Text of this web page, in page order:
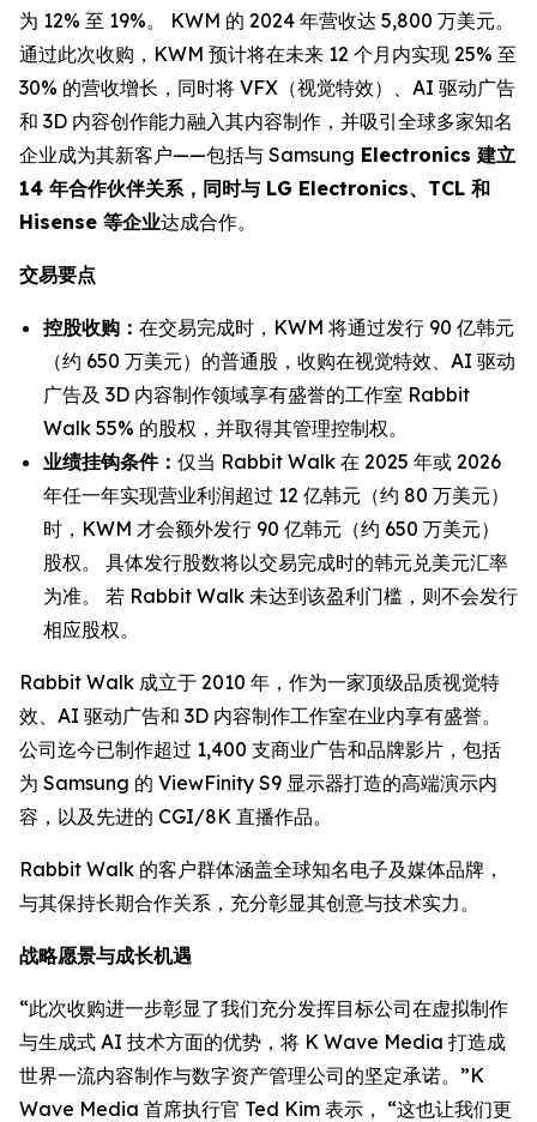
为 12% 至 19%。 KWM 的 2024 年营收达 5,800 万美元。
通过此次收购，KWM 预计将在未来 12 个月内实现 25% 至
30% 的营收增长，同时将 VFX（视觉特效）、AI 驱动广告
和 3D 内容创作能力融入其内容制作，并吸引全球多家知名
企业成为其新客户——包括与 Samsung Electronics 建立
14 年合作伙伴关系，同时与 LG Electronics、TCL 和
Hisense 等企业达成合作。
交易要点
控股收购： 在交易完成时，KWM 将通过发行 90 亿韩元
（约 650 万美元）的普通股，收购在视觉特效、AI 驱动
广告及 3D 内容制作领域享有盛誉的工作室 Rabbit
Walk 55% 的股权，并取得其管理控制权。
业绩挂钩条件： 仅当 Rabbit Walk 在 2025 年或 2026
年任一年实现营业利润超过 12 亿韩元（约 80 万美元）
时，KWM 才会额外发行 90 亿韩元（约 650 万美元）
股权。 具体发行股数将以交易完成时的韩元兑美元汇率
为准。 若 Rabbit Walk 未达到该盈利门槛，则不会发行
相应股权。
Rabbit Walk 成立于 2010 年，作为一家顶级品质视觉特
效、AI 驱动广告和 3D 内容制作工作室在业内享有盛誉。
公司迄今已制作超过 1,400 支商业广告和品牌影片，包括
为 Samsung 的 ViewFinity S9 显示器打造的高端演示内
容，以及先进的 CGI/8K 直播作品。
Rabbit Walk 的客户群体涵盖全球知名电子及媒体品牌，
与其保持长期合作关系，充分彰显其创意与技术实力。
战略愿景与成长机遇
“此次收购进一步彰显了我们充分发挥目标公司在虚拟制作
与生成式 AI 技术方面的优势，将 K Wave Media 打造成
世界一流内容制作与数字资产管理公司的坚定承诺。”K
Wave Media 首席执行官 Ted Kim 表示， “这也让我们更